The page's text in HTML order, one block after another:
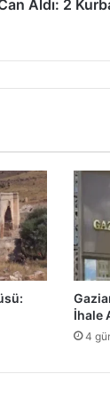
Aldı: 2
İhale
4